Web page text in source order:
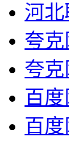
河
夸
夸
百
百